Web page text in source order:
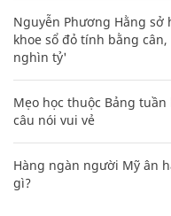
Nguyễn Phương Hằng
khoe sổ đỏ tính bằng
nghìn tỷ'
Mẹo học thuộc Bảng
câu nói vui vẻ
Hàng ngàn người Mỹ ân
gì?